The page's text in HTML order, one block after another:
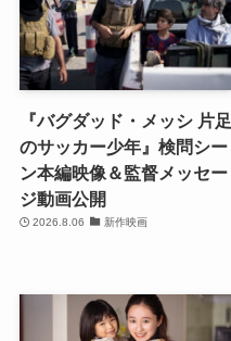
『バグダッド・メッシ 片足
のサッカー少年』検問シー
ン本編映像＆監督メッセー
ジ動画公開
2026.8.06 新作映画